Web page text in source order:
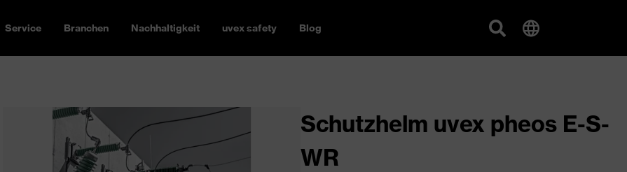
Service Branchen Nachhaltigkeit uvex safety Blog
Schutzhelm uvex pheos E-S-
WR